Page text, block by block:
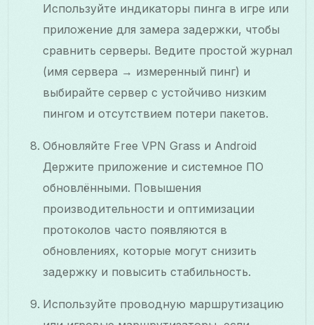
Используйте индикаторы пинга в игре или
приложение для замера задержки, чтобы
сравнить серверы. Ведите простой журнал
(имя сервера → измеренный пинг) и
выбирайте сервер с устойчиво низким
пингом и отсутствием потери пакетов.
Обновляйте Free VPN Grass и Android
Держите приложение и системное ПО
обновлёнными. Повышения
производительности и оптимизации
протоколов часто появляются в
обновлениях, которые могут снизить
задержку и повысить стабильность.
Используйте проводную маршрутизацию